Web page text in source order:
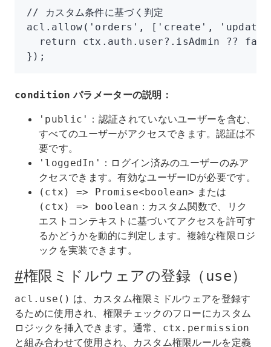
// カスタム条件に基づく判定
acl .allow ( 'orders' , [ 'create' , 'update'
  return
ctx . auth . user ?.isAdmin ??
});
condition パラメーターの説明：
'public' ：認証されていないユーザーを含む、
すべてのユーザーがアクセスできます。認証は不
要です。
'loggedIn' ：ログイン済みのユーザーのみア
クセスできます。有効なユーザーIDが必要です。
(ctx) => Promise<boolean> または
(ctx) => boolean ：カスタム関数で、リク
エストコンテキストに基づいてアクセスを許可す
るかどうかを動的に判定します。複雑な権限ロジ
ックを実装できます。
#権限ミドルウェアの登録（ use）
acl.use() は、カスタム権限ミドルウェアを登録す
るために使用され、権限チェックのフローにカスタム
ロジックを挿入できます。通常、
ctx.permission
と組み合わせて使用され、カスタム権限ルールを定義